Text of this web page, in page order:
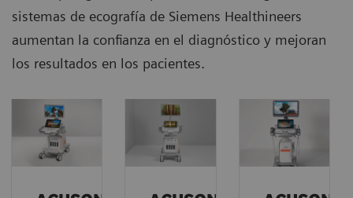
sistemas de ecografía de Siemens Healthineers
aumentan la confianza en el diagnóstico y mejoran
los resultados en los pacientes.